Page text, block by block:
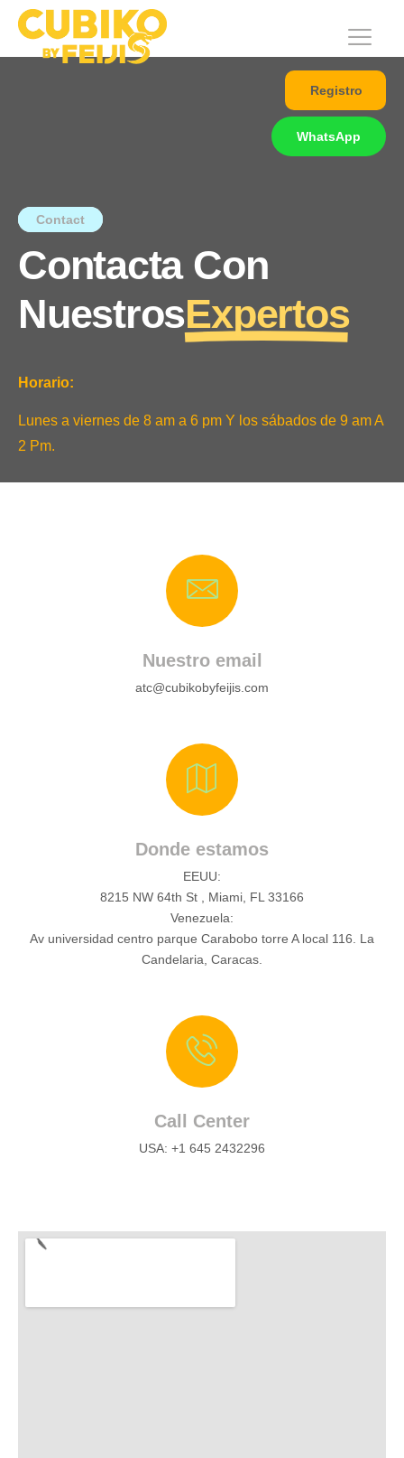
Registro
WhatsApp
Contact
Contacta Con
NuestrosExpertos
Horario:
Lunes a viernes de 8 am a 6 pm Y los sábados de 9 am A
2 Pm.
Nuestro email
atc@cubikobyfeijis.com
Donde estamos
EEUU:
8215 NW 64th St , Miami, FL 33166
Venezuela:
Av universidad centro parque Carabobo torre A local 116. La
Candelaria, Caracas.
Call Center
USA: ‪+1 645 2432296